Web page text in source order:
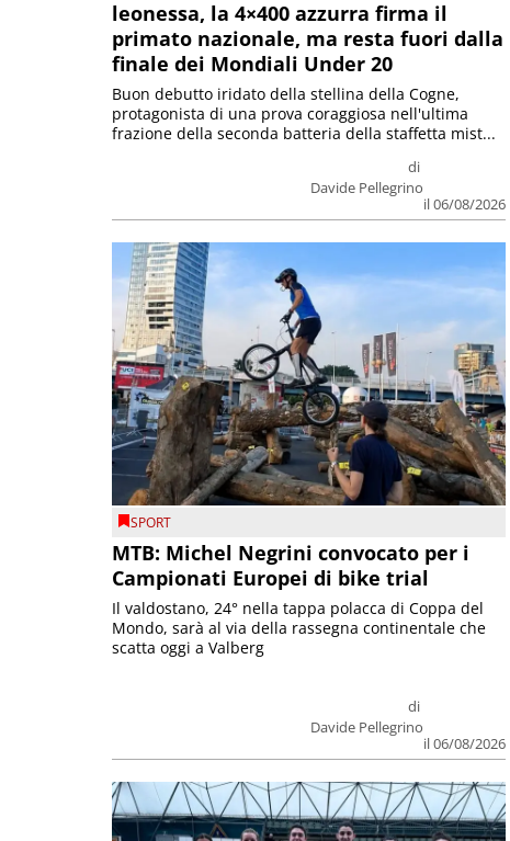
leonessa, la 4×400 azzurra firma il
primato nazionale, ma resta fuori dalla
finale dei Mondiali Under 20
di
Davide Pellegrino
il 06/08/2026
Buon debutto iridato della stellina della Cogne,
protagonista di una prova coraggiosa nell'ultima
frazione della seconda batteria della staffetta mist...
SPORT
MTB: Michel Negrini convocato per i
Campionati Europei di bike trial
di
Davide Pellegrino
il 06/08/2026
Il valdostano, 24° nella tappa polacca di Coppa del
Mondo, sarà al via della rassegna continentale che
scatta oggi a Valberg